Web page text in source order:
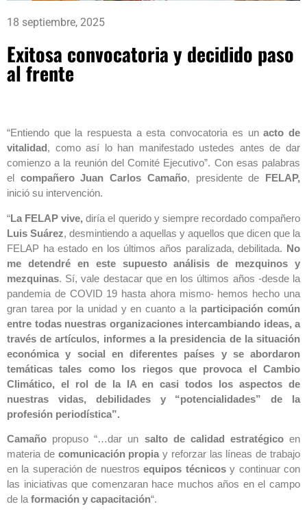
18 septiembre, 2025
Exitosa convocatoria y decidido paso
al frente
“Entiendo que la respuesta a esta convocatoria es unacto de
vitalidad , como así lo han manifestado ustedes antes de dar
comienzo a la reunión del Comité Ejecutivo”. Con esas palabras
el compañero Juan Carlos Camaño, presidente de
FELAP,
inició su intervención.
“La FELAP vive,diría el querido y siempre recordado compañero
Luis Suárez, desmintiendo a aquellas y aquellos que dicen que la
FELAP ha estado en los últimos años paralizada, debilitada. No
me detendré en este supuesto análisis de mezquinos y
mezquinas. Sí, vale destacar que en los últimos años -desde la
pandemia de COVID 19 hasta ahora mismo- hemos hecho una
gran tarea por la unidad y en cuanto a la participación común
entre todas nuestras organizaciones intercambiando ideas, a
través de artículos, informes a la presidencia de la situación
económica y social en diferentes países y se abordaron
temáticas tales como los riegos que provoca el Cambio
Climático, el rol de la IA en casi todos los aspectos de
nuestras vidas, debilidades y “potencialidades” de la
profesión periodística”.
Camaño propuso “…dar un salto de calidad estratégico en
materia de comunicación propia y reforzar las líneas de trabajo
en la superación de nuestrosequipos técnicosy continuar con
las iniciativas que comenzaran hace muchos años en el campo
de la formación y capacitación“.